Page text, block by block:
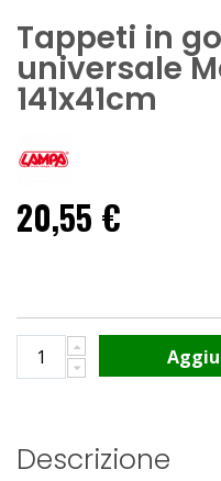
Tappeti in
universale
141x41cm
20,55 €
Descrizione